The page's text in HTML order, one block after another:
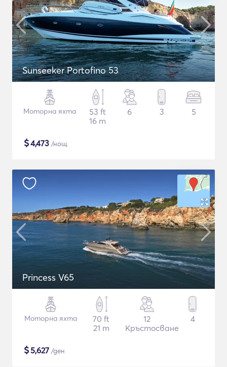
Sunseeker Portofino 53
Моторна яхта
53 ft
16 m
6 3 5
$4,473 /нощ
Princess V65
Моторна яхта
70 ft
21 m
12
Кръстосване
4
$5,627 /ден